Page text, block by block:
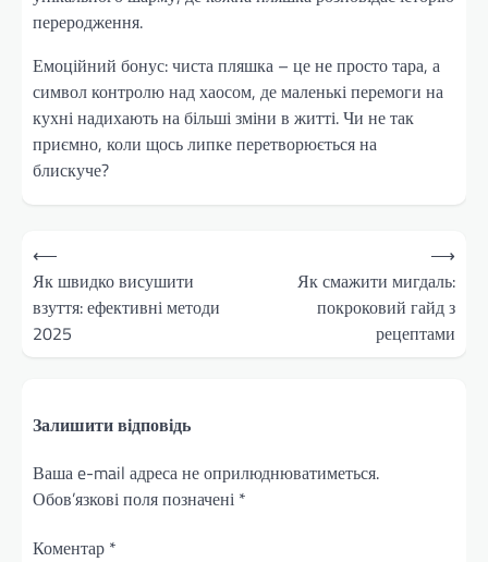
переродження.
Емоційний бонус: чиста пляшка – це не просто тара, а
символ контролю над хаосом, де маленькі перемоги на
кухні надихають на більші зміни в житті. Чи не так
приємно, коли щось липке перетворюється на
блискуче?
Навігація
записів
⟵
Як швидко висушити
взуття: ефективні методи
2025
Як смажити мигдаль:
покроковий гайд з
рецептами
⟶
Залишити відповідь
Ваша e-mail адреса не оприлюднюватиметься.
Обов’язкові поля позначені *
Коментар *